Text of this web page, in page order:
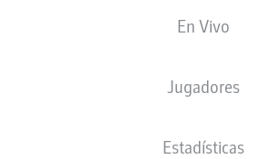
En Vivo
Jugadores
Estadísticas
07.02.2008